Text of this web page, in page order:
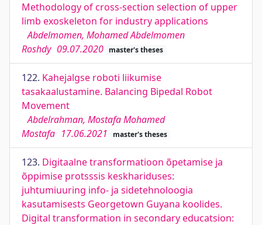
Methodology of cross-section selection of upper
limb exoskeleton for industry applications
Abdelmomen, Mohamed Abdelmomen
Roshdy 09.07.2020 master's theses
122. Kahejalgse roboti liikumise
tasakaalustamine. Balancing Bipedal Robot
Movement
Abdelrahman, Mostafa Mohamed
Mostafa 17.06.2021 master's theses
123. Digitaalne transformatioon õpetamise ja
õppimise protsssis keskhariduses:
juhtumiuuring info- ja sidetehnoloogia
kasutamisests Georgetown Guyana koolides.
Digital transformation in secondary educatsion: